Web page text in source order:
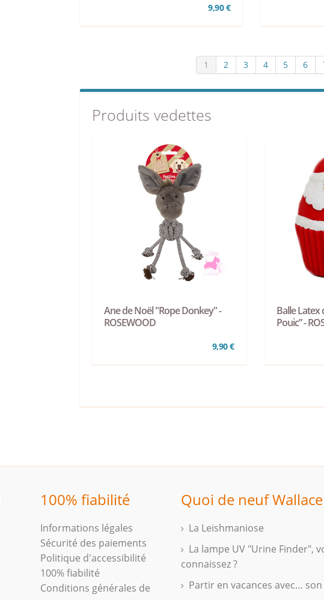
9,90 €
1 2 3 4 5 6
Produits vedettes
Ane de Noël "Rope Donkey" -
ROSEWOOD
9,90 €
Balle Latex
Pouic” -
100% fiabilité
Informations légales
Sécurité des paiements
Politique d'accessibilité
100% fiabilité
Conditions générales de
Quoi de neuf Wallace
La Leishmaniose
La lampe UV "Urine Finder",
connaissez ?
Partir en vacances avec…